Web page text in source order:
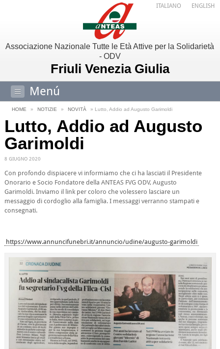
Associazione Nazionale Tutte le Età Attive per la Solidarietà
- ODV
Friuli Venezia Giulia
Menú
ITALIANO ENGLISH
HOME » NOTIZIE » NOVITÀ » Lutto, Addio ad Augusto Garimoldi
Lutto, Addio ad Augusto
Garimoldi
8 GIUGNO 2020
Con profondo dispiacere vi informiamo che ci ha lasciati il Presidente
Onorario e Socio Fondatore della ANTEAS FVG ODV, Augusto
Garimoldi. Inviamo il link per coloro che volessero lasciare un
messaggio di cordoglio alla famiglia. I messaggi verranno stampati e
consegnati.
https://www.annuncifunebri.it/annuncio/udine/augusto-garimoldi